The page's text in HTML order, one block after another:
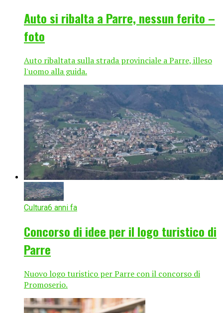
Auto si ribalta a Parre, nessun ferito –
foto
Auto ribaltata sulla strada provinciale a Parre, illeso
l'uomo alla guida.
Cultura6 anni fa
Concorso di idee per il logo turistico di
Parre
Nuovo logo turistico per Parre con il concorso di
Promoserio.